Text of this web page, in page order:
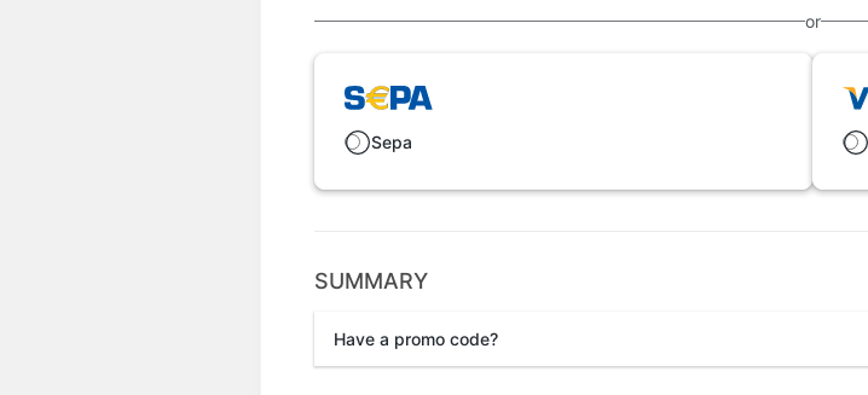
or
Sepa
SUMMARY
Have a promo code?